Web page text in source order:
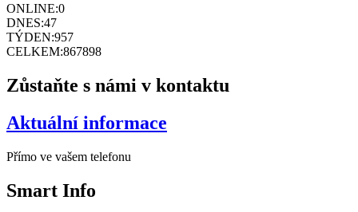
ONLINE:0
DNES:47
TÝDEN:957
CELKEM:867898
Zůstaňte s námi v kontaktu
Aktuální informace
Přímo ve vašem telefonu
Smart Info